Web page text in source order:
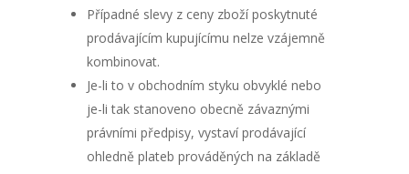
Případné slevy z ceny zboží poskytnuté
prodávajícím kupujícímu nelze vzájemně
kombinovat.
Je-li to v obchodním styku obvyklé nebo
je-li tak stanoveno obecně závaznými
právními předpisy, vystaví prodávající
ohledně plateb prováděných na základě